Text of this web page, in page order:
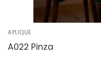
APLIQUE
A022 Pinza